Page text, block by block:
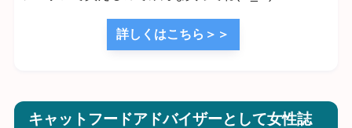
詳しくはこちら＞＞
キャットフードアドバイザーとして女性誌